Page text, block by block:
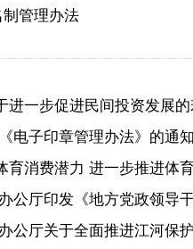
管理办法
进一步促进民间投资发展
电子印章管理办法》的通
育消费潜力 进一步推进体
公厅印发《地方党政领导
公厅关于全面推进江河保